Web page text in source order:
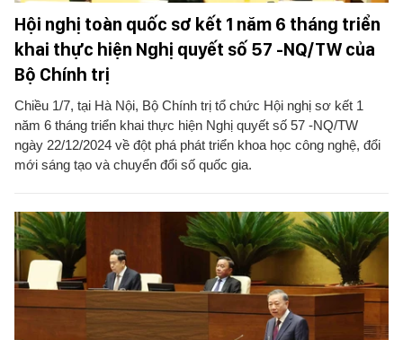
Hội nghị toàn quốc sơ kết 1 năm 6 tháng triển
khai thực hiện Nghị quyết số 57 -NQ/TW của
Bộ Chính trị
Chiều 1/7, tại Hà Nội, Bộ Chính trị tổ chức Hội nghị sơ kết 1
năm 6 tháng triển khai thực hiện Nghị quyết số 57 -NQ/TW
ngày 22/12/2024 về đột phá phát triển khoa học công nghệ, đổi
mới sáng tạo và chuyển đổi số quốc gia.